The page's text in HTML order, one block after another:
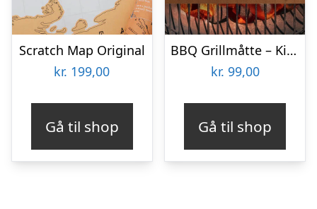
Scratch Map Original
kr. 199,00
Gå til shop
BBQ Grillmåtte – KitchPro
kr. 99,00
Gå til shop